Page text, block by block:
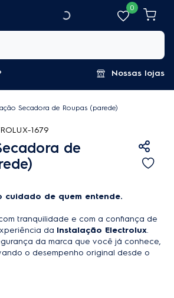
0
Nossas lojas
Secadora de Roupas (parede)
de
cuidado de quem entende.
tranquilidade e com a confiança de
da Instalação Electrolux.
da marca que você já conhece,
o desempenho original desde o